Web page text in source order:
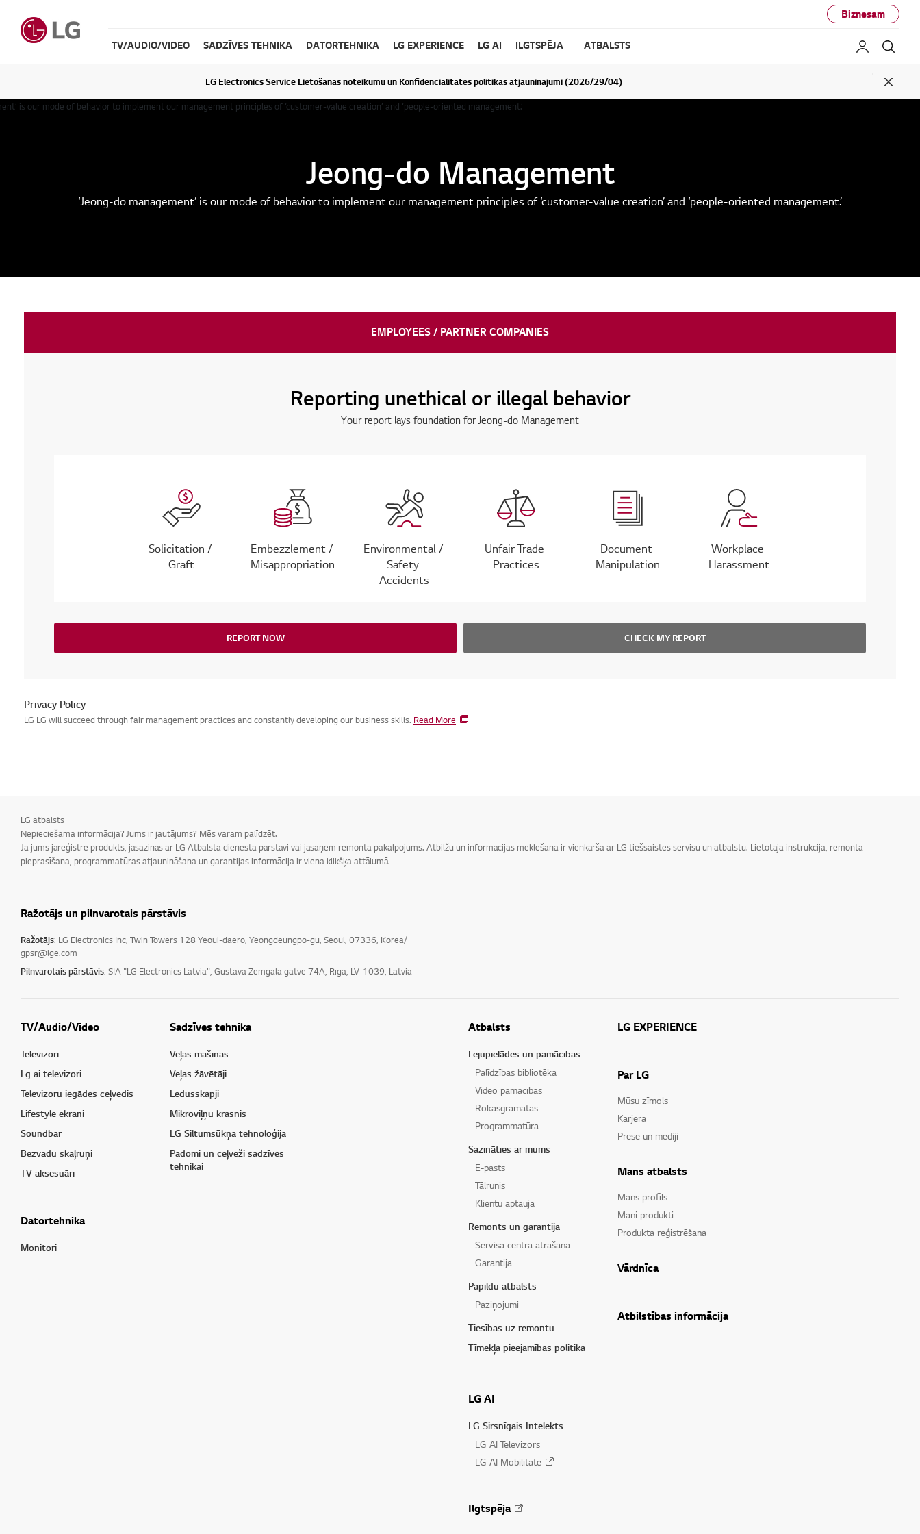
Biznesam
TV/AUDIO/VIDEO SADZĪVES TEHNIKA DATORTEHNIKA LG EXPERIENCE LG AI ILGTSPĒJA ATBALSTS Mans LG
LG Electronics Service Lietošanas noteikumu un Konfidencialitātes politikas atjauninājumi (2026/29/04)
Close
Jeong-do Management
‘Jeong-do management’ is our mode of behavior to implement our management principles of ‘customer-value creation’ and ‘people-oriented management.’
EMPLOYEES / PARTNER COMPANIES
Reporting unethical or illegal behavior
Your report lays foundation for Jeong-do Management
Solicitation /
Graft
Embezzlement /
Misappropriation
Environmental /
Safety
Accidents
Unfair Trade
Practices
Document
Manipulation
Workplace
Harassment
REPORT NOW CHECK MY REPORT
Privacy Policy
LG LG will succeed through fair management practices and constantly developing our business skills. Read More
LG atbalsts
Nepieciešama informācija? Jums ir jautājums? Mēs varam palīdzēt.
Ja jums jāreģistrē produkts, jāsazinās ar LG Atbalsta dienesta pārstāvi vai jāsaņem remonta pakalpojums. Atbilžu un informācijas meklēšana ir vienkārša ar LG tiešsaistes servisu un atbalstu. Lietotāja instrukcija, remonta
pieprasīšana, programmatūras atjaunināšana un garantijas informācija ir viena klikšķa attālumā.
Ražotājs un pilnvarotais pārstāvis
Ražotājs: LG Electronics Inc, Twin Towers 128 Yeoui-daero, Yeongdeungpo-gu, Seoul, 07336, Korea/
gpsr@lge.com
Pilnvarotais pārstāvis: SIA "LG Electronics Latvia", Gustava Zemgala gatve 74A, Rīga, LV-1039, Latvia
TV/Audio/Video
Televizori
Lg ai televizori
Televizoru iegādes ceļvedis
Lifestyle ekrāni
Soundbar
Bezvadu skaļruņi
TV aksesuāri
Sadzīves tehnika
Veļas mašīnas
Veļas žāvētāji
Ledusskapji
Mikroviļņu krāsnis
LG Siltumsūkņa tehnoloģija
Padomi un ceļveži sadzīves
tehnikai
Datortehnika
Monitori
Atbalsts
Lejupielādes un pamācības
Palīdzības bibliotēka
Video pamācības
Rokasgrāmatas
Programmatūra
Sazināties ar mums
E-pasts
Tālrunis
Klientu aptauja
Remonts un garantija
Servisa centra atrašana
Garantija
Papildu atbalsts
Paziņojumi
Tiesības uz remontu
Tīmekļa pieejamības politika
LG AI
LG Sirsnīgais Intelekts
LG AI Televizors
LG AI Mobilitāte
Ilgtspēja
LG EXPERIENCE
Par LG
Mūsu zīmols
Karjera
Prese un mediji
Mans atbalsts
Mans profils
Mani produkti
Produkta reģistrēšana
Vārdnīca
Atbilstības informācija